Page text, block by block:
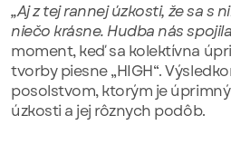
„Aj z tej rannej úzkosti, že sa s
niečo krásne. Hudba nás
moment, keď sa kolektívna
tvorby piesne „HIGH“.
posolstvom, ktorým je
úzkosti a jej rôznych podôb.